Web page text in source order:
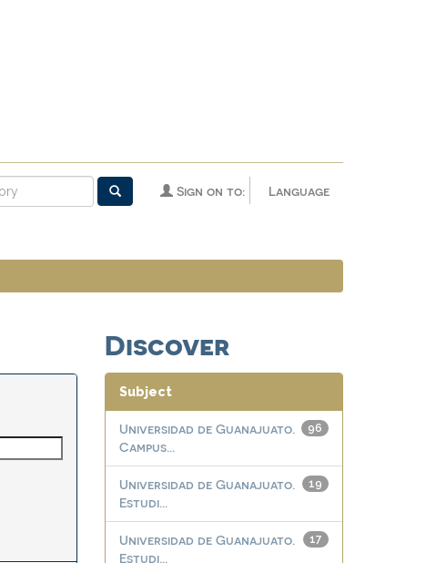
Language
Sign on to:
Discover
Subject
96
Universidad de Guanajuato.
Campus...
19
Universidad de Guanajuato.
Estudi...
17
Universidad de Guanajuato.
Estudi...